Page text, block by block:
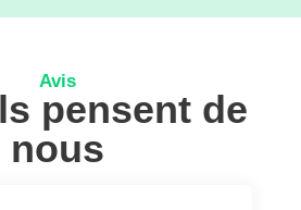
Avis
pensent de
nous